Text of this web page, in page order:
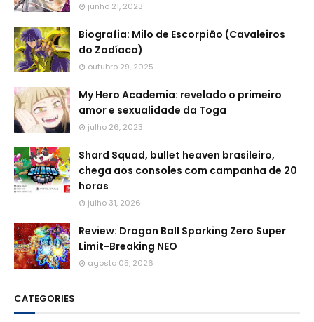
junho 21, 2023
Biografia: Milo de Escorpião (Cavaleiros
do Zodíaco)
outubro 29, 2025
My Hero Academia: revelado o primeiro
amor e sexualidade da Toga
julho 26, 2023
Shard Squad, bullet heaven brasileiro,
chega aos consoles com campanha de 20
horas
julho 31, 2026
Review: Dragon Ball Sparking Zero Super
Limit-Breaking NEO
agosto 05, 2026
CATEGORIES